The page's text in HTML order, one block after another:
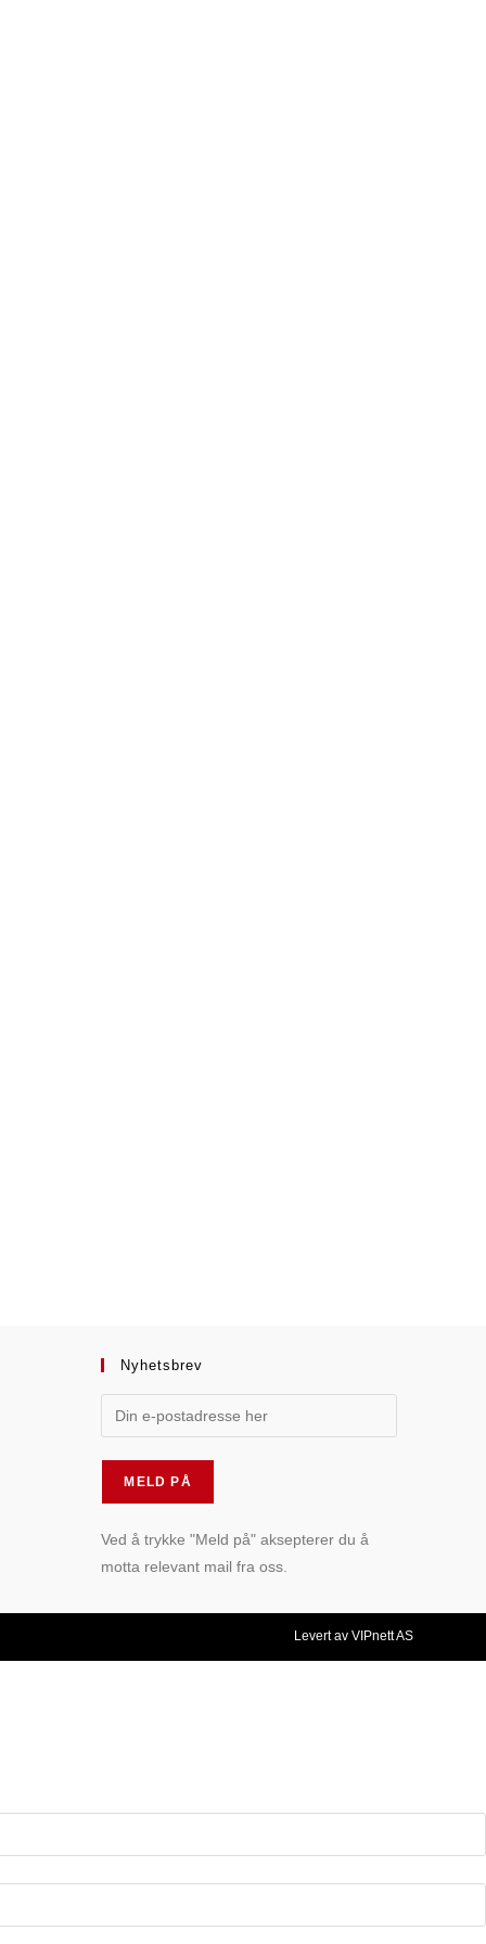
Nyhetsbrev
Ved å trykke "Meld på" aksepterer du å
motta relevant mail fra oss.
Levert av VIPnett AS